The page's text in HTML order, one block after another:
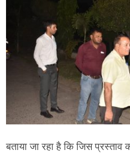
बताया जा रहा है कि जिस प्रस्ताव